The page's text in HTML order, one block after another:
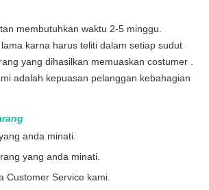
membutuhkan waktu 2-5 minggu.
karna harus teliti dalam setiap sudut
yang dihasilkan memuaskan costumer .
adalah kepuasan pelanggan kebahagian
anda minati.
yang anda minati.
Customer Service kami.